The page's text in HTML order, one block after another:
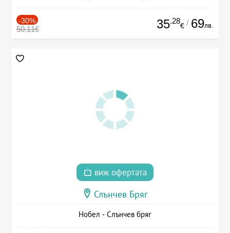
-30%
50.11€ 35.28
€ / 69лв.
виж офертата
Слънчев Бряг
Нобел - Слънчев бряг